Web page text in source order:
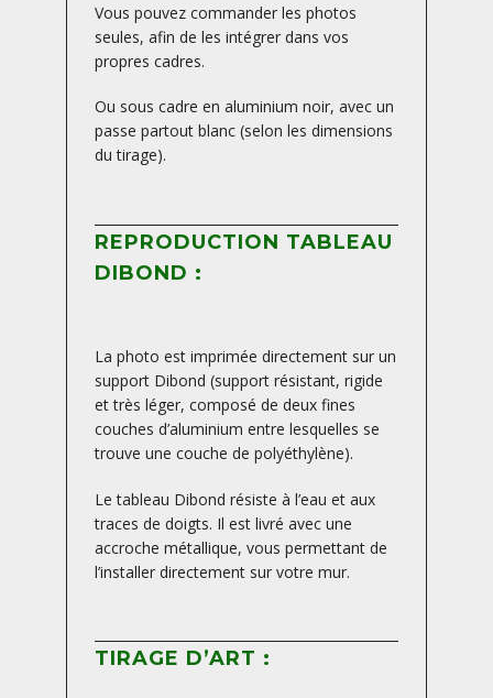
Vous pouvez commander les photos
seules, afin de les intégrer dans vos
propres cadres.
Ou sous cadre en aluminium noir, avec un
passe partout blanc (selon les dimensions
du tirage).
REPRODUCTION TABLEAU
DIBOND :
La photo est imprimée directement sur un
support Dibond (support résistant, rigide
et très léger, composé de deux fines
couches d’aluminium entre lesquelles se
trouve une couche de polyéthylène).
Le tableau Dibond résiste à l’eau et aux
traces de doigts. Il est livré avec une
accroche métallique, vous permettant de
l’installer directement sur votre mur.
TIRAGE D’ART :